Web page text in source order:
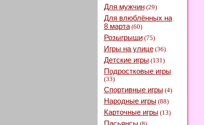
Для мужчин(29)
Для влюблённых на
8 марта(60)
Розыгрыши(75)
Игры на улице(36)
Детские игры (131)
Подростковые игры
(33)
Спортивные игры (4)
Народные игры (88)
Карточные игры (13)
Пасьянсы